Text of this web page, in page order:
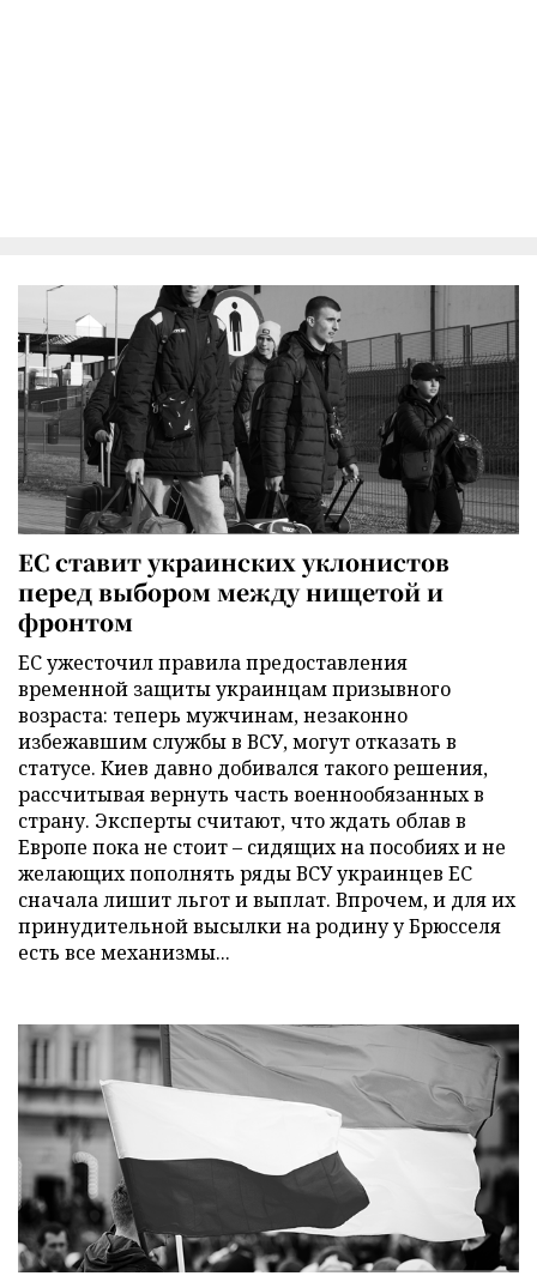
ЕС ставит украинских уклонистов
перед выбором между нищетой и
фронтом
ЕС ужесточил правила предоставления
временной защиты украинцам призывного
возраста: теперь мужчинам, незаконно
избежавшим службы в ВСУ, могут отказать в
статусе. Киев давно добивался такого решения,
рассчитывая вернуть часть военнообязанных в
страну. Эксперты считают, что ждать облав в
Европе пока не стоит – сидящих на пособиях и не
желающих пополнять ряды ВСУ украинцев ЕС
сначала лишит льгот и выплат. Впрочем, и для их
принудительной высылки на родину у Брюсселя
есть все механизмы...